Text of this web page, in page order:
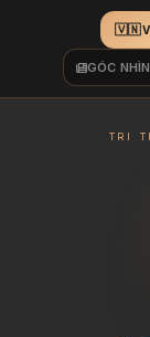
GÓC NHÌN
🇻🇳
TRI